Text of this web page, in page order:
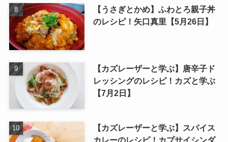
【うさぎとかめ】ふわとろ親子丼
のレシピ！矢口真里【5月26日】
【カズレーザーと学ぶ】唐辛子ド
レッシングのレシピ！カズと学ぶ
【7月2日】
【カズレーザーと学ぶ】スパイス
カレーのレシピ！カプサイシンダ